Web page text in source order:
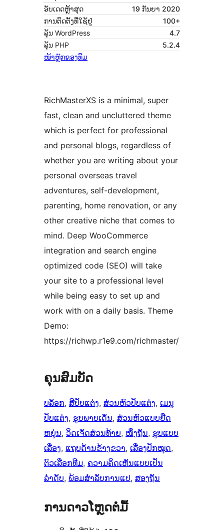
ອັບເດດຫຼ້າສຸດ
19 ກັນຍາ 2020
ການຕິດຕັ້ງທີ່ໃຊ້ຢູ່
100+
ລຸ້ນ WordPress
4.7
ລຸ້ນ PHP
5.2.4
ໜ້າຫຼັກຂອງທີມ
RichMasterXS is a minimal, super
fast, clean and uncluttered theme
which is perfect for professional
and personal blogs, regardless of
whether you are writing about your
personal overseas travel
adventures, self-development,
parenting, home renovation, or any
other creative niche that comes to
mind. Deep WooCommerce
integration and search engine
optimized code (SEO) will take
your site to a professional level
while being easy to set up and
work with on a daily basis. Theme
Demo:
https://richwp.r1e9.com/richmaster/
ຄຸນສົມບັດ
ບລັອກ, ສີປັບແຕ່ງ, ສ່ວນຫົວປັບແຕ່ງ, ເມນູ
ປັບແຕ່ງ, ຮູບພາບເດັ່ນ, ສ່ວນຫົວແບບຍືດ
ຫຍຸ່ນ, ວິດເຈັດສ່ວນທ້າຍ, ໜຶ່ງຖັນ, ຮູບແບບ
ເລື່ອງ, ແຖບດ້ານຂ້າງຂວາ, ເລື່ອງປັກໝຸດ
ຕົວເລືອກທີມ, ຄວາມຄິດເຫັນແບບເປັນ
ລຳດັບ, ພ້ອມສຳລັບການແປ, ສອງຖັນ
ການດາວໂຫຼດຕໍ່ມື້